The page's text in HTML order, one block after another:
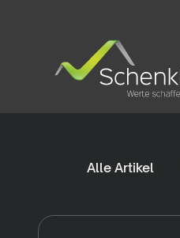
Alle Artikel